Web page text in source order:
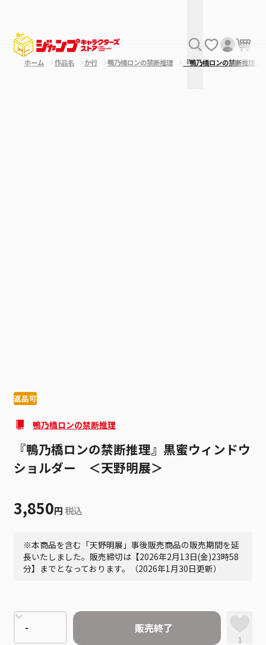
ホーム 作品名 か行 鴨乃橋ロンの禁断推理 『鴨乃橋ロンの禁断推理
返品可
鴨乃橋ロンの禁断推理
『鴨乃橋ロンの禁断推理』黒蜜ウィンドウ
ショルダー ＜天野明展＞
3,850円 税込
※本商品を含む「天野明展」事後販売商品の販売期間を延
長いたしました。販売締切は【2026年2月13日(金)23時58
分】までとなっております。（2026年1月30日更新）
販売終了
1